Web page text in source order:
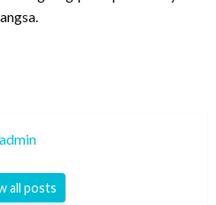
admin
all posts